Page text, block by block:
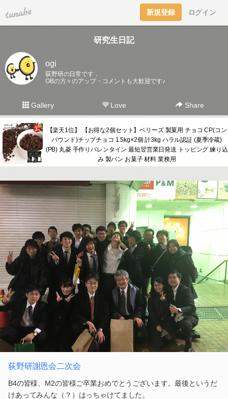
tuna.be 新規登録 ログイン
研究生日記
ogi
荻野研の日常です．
OBの方々のアップ・コメントも大歓迎です♪
Gallery Love Share
【楽天1位】 【お得な2個セット】ベリーズ 製菓用 チョコ CP(コン
パウンド)チップチョコ 1.5kg×2個 計3kg ハラル認証 (夏季冷蔵)
(PB) 丸菱 手作りバレンタイン 最短翌営業日発送 トッピング 練り込
み 製パン お菓子 材料 業務用
荻野研謝恩会二次会
B4の皆様、M2の皆様ご卒業おめでとうございます。最後というだ
けあってみんな（？）はっちゃけてました。